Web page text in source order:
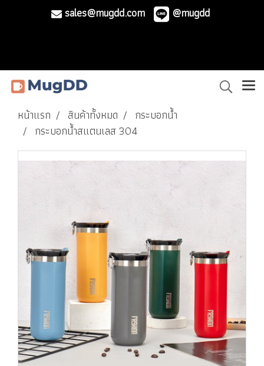
sales@mugdd.com @mugdd
หน้าแรก สินค้าทั้งหมด
กระบอกน้ำ
กระบอกน้ำสแตนเลส 304